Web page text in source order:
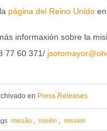
página del Reino Unido
informaxión sobre la
77 60 371/
en Press Releases
missão misión mission